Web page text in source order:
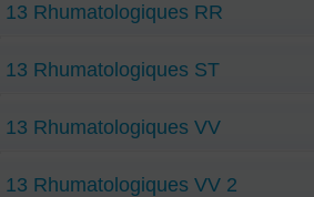
13 Rhumatologiques RR
13 Rhumatologiques ST
13 Rhumatologiques VV
13 Rhumatologiques VV 2